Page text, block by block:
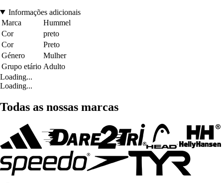
Informações adicionais
Marca
Hummel
Cor
preto
Cor
Preto
Género
Mulher
Grupo etário Adulto
Loading...
Loading...
Todas as nossas marcas